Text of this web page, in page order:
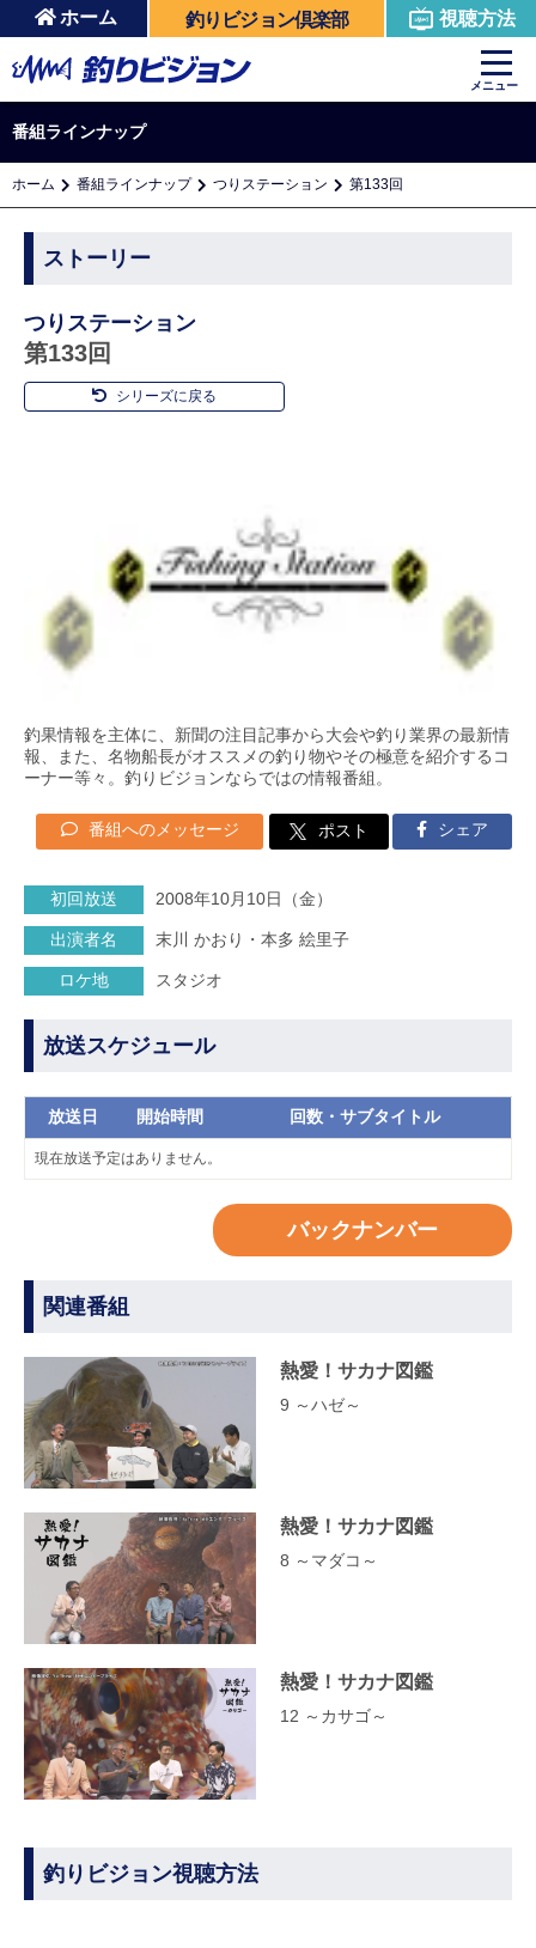
ホーム 釣りビジョン倶楽部 視聴方法
メニュー
番組ラインナップ
ホーム 番組ラインナップ つりステーション 第133回
ストーリー
つりステーション
第133回
シリーズに戻る
釣果情報を主体に、新聞の注目記事から大会や釣り業界の最新情
報、また、名物船長がオススメの釣り物やその極意を紹介するコ
ーナー等々。釣りビジョンならではの情報番組。
番組へのメッセージ ポスト シェア
初回放送 2008年10月10日（金）
出演者名 末川 かおり・本多 絵里子
ロケ地 スタジオ
放送スケジュール
放送日 開始時間 回数・サブタイトル
現在放送予定はありません。
バックナンバー
関連番組
熱愛！サカナ図鑑
9 ～ハゼ～
熱愛！サカナ図鑑
8 ～マダコ～
熱愛！サカナ図鑑
12 ～カサゴ～
釣りビジョン視聴方法